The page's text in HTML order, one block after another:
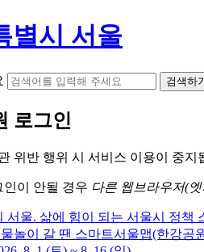
별시 서울
검색하
로그인
위반 행위 시 서비스 이용이 중지
인이 안될 경우 다른 웹브라우저(